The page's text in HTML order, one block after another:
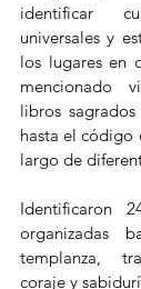
identificar
universales y
los lugares en
mencionado
libros
hasta el código
largo de
Identificaron
organizadas
templanza,
coraje y